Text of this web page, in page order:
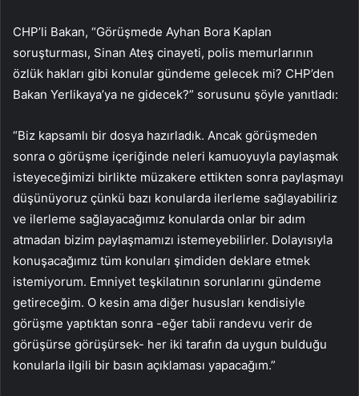
CHP’li Bakan, “Görüşmede Ayhan Bora Kaplan
soruşturması, Sinan Ateş cinayeti, polis memurlarının
özlük hakları gibi konular gündeme gelecek mi? CHP’den
Bakan Yerlikaya’ya ne gidecek?” sorusunu şöyle yanıtladı:
“Biz kapsamlı bir dosya hazırladık. Ancak görüşmeden
sonra o görüşme içeriğinde neleri kamuoyuyla paylaşmak
isteyeceğimizi birlikte müzakere ettikten sonra paylaşmayı
düşünüyoruz çünkü bazı konularda ilerleme sağlayabiliriz
ve ilerleme sağlayacağımız konularda onlar bir adım
atmadan bizim paylaşmamızı istemeyebilirler. Dolayısıyla
konuşacağımız tüm konuları şimdiden deklare etmek
istemiyorum. Emniyet teşkilatının sorunlarını gündeme
getireceğim. O kesin ama diğer hususları kendisiyle
görüşme yaptıktan sonra -eğer tabii randevu verir de
görüşürse görüşürsek- her iki tarafın da uygun bulduğu
konularla ilgili bir basın açıklaması yapacağım.”